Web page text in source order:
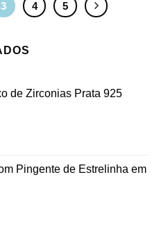
3 4 5
de Zirconias Prata 925
Pingente de Estrelinha em